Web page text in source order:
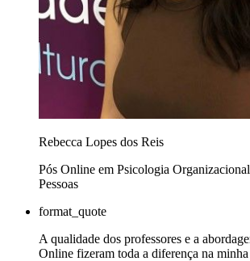
Rebecca Lopes dos Reis
Pós Online em Psicologia
Pessoas
format_quote
A qualidade dos professores e a
Online fizeram toda a diferença na